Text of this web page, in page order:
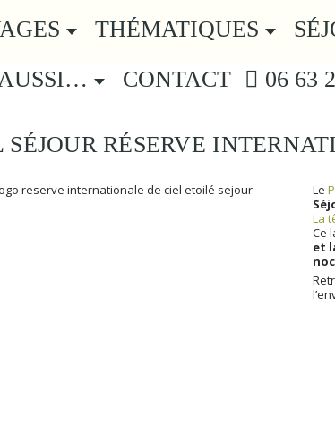
THÉMATIQUES
CONTACT 06 63
RÉSERVE
Le
La
Ce
et